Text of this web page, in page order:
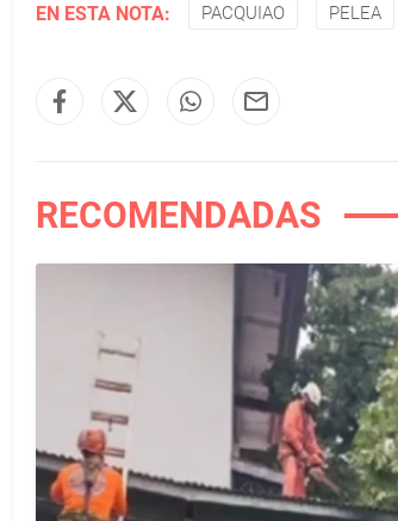
EN ESTA NOTA: PACQUIAO PELEA
RECOMENDADAS